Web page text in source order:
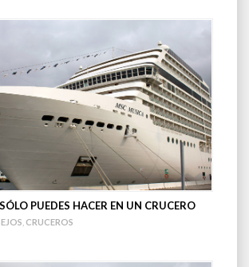
PUEDES HACER EN UN CRUCERO
CRUCEROS